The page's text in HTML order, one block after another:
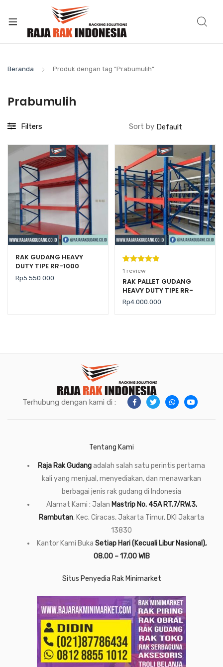
Beranda Produk dengan tag “Prabumulih”
Prabumulih
Filters Sort by
RAK GUDANG HEAVY
DUTY TIPE RR-1000
Rp5.550.000
Peringkat
5.00dari 5
berdasarka
n
1
penilaian
1 review
RAK PALLET GUDANG
HEAVY DUTY TIPE RR-
2000 KAPASITAS 2 TON /
LEVEL
Rp4.000.000
Terhubung dengan kami di :
Tentang Kami
Raja Rak Gudangadalah salah satu perintis pertama
kali yang menjual, menyediakan, dan menawarkan
berbagai jenis rak gudang di Indonesia
Alamat Kami : Jalan Mastrip No. 45A RT.7/RW.3,
Rambutan, Kec. Ciracas, Jakarta Timur, DKI Jakarta
13830
Kantor Kami Buka Setiap Hari (Kecuali Libur Nasional),
08.00 – 17.00 WIB
Situs Penyedia Rak Minimarket